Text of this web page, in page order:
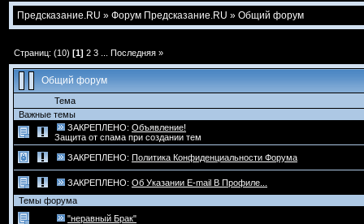
Предсказание.RU » Форум Предсказание.RU » Общий форум
Страниц: (10) [1] 2 3 Последняя »
Общий форум
Тема
Важные темы
ЗАКРЕПЛЕНО: Объявление!
Защита от спама при создании тем
ЗАКРЕПЛЕНО: Политика Конфиденциальности Форума
ЗАКРЕПЛЕНО: Об Указании E-mail В Профиле...
Темы форума
"неравный Брак"